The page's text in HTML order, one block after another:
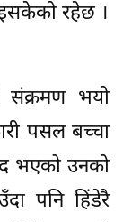
रहेछ ।
संक्रमण भयो
पसल बच्चा
भएको उनको
पनि हिंडेरै